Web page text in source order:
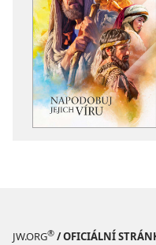
JW.ORG® / OFICIÁLNÍ